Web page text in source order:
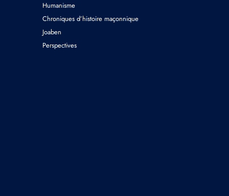
Humanisme
Chroniques d’histoire maçonnique
Joaben
Perspectives